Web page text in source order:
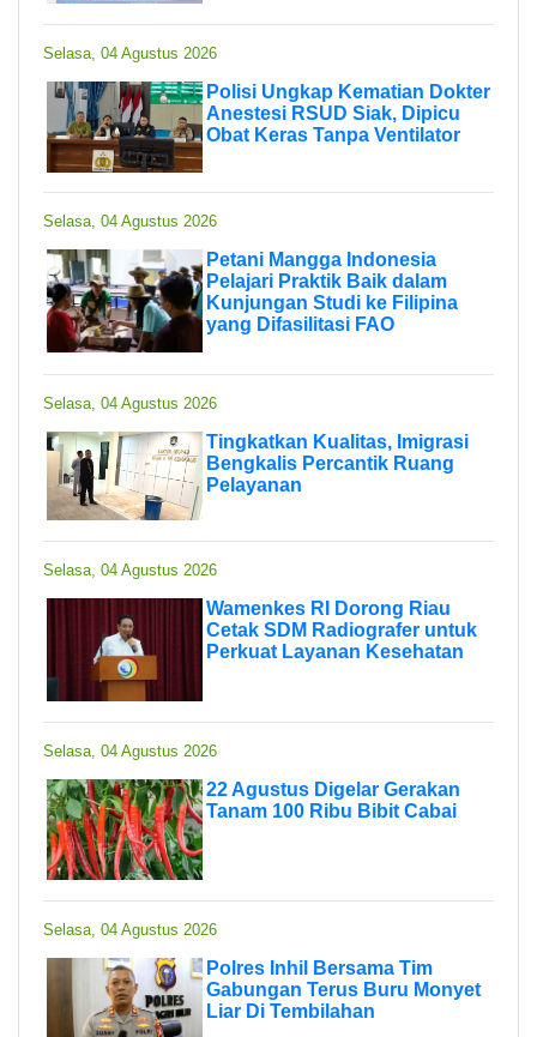
Selasa, 04 Agustus 2026
Polisi Ungkap Kematian Dokter
Anestesi RSUD Siak, Dipicu
Obat Keras Tanpa Ventilator
Selasa, 04 Agustus 2026
Petani Mangga Indonesia
Pelajari Praktik Baik dalam
Kunjungan Studi ke Filipina
yang Difasilitasi FAO
Selasa, 04 Agustus 2026
Tingkatkan Kualitas, Imigrasi
Bengkalis Percantik Ruang
Pelayanan
Selasa, 04 Agustus 2026
Wamenkes RI Dorong Riau
Cetak SDM Radiografer untuk
Perkuat Layanan Kesehatan
Selasa, 04 Agustus 2026
22 Agustus Digelar Gerakan
Tanam 100 Ribu Bibit Cabai
Selasa, 04 Agustus 2026
Polres Inhil Bersama Tim
Gabungan Terus Buru Monyet
Liar Di Tembilahan